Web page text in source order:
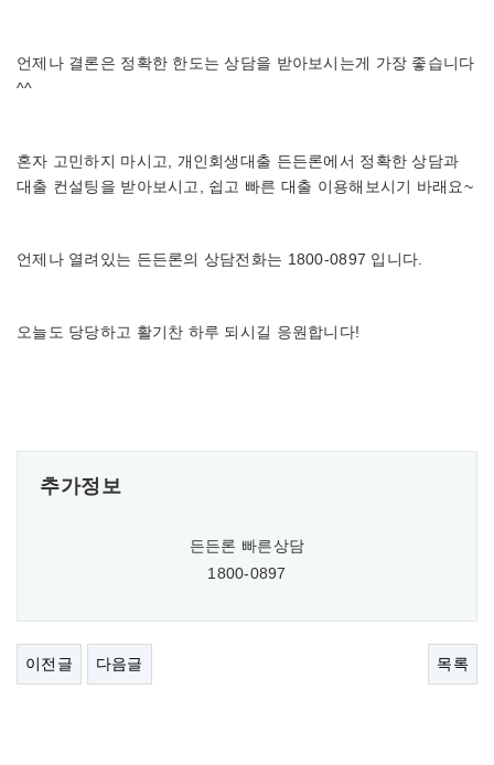
언제나 결론은 정확한 한도는 상담을 받아보시는게 가장 좋습니다
^^
혼자 고민하지 마시고, 개인회생대출 든든론에서 정확한 상담과
대출 컨설팅을 받아보시고, 쉽고 빠른 대출 이용해보시기 바래요~
언제나 열려있는 든든론의 상담전화는 1800-0897 입니다.
오늘도 당당하고 활기찬 하루 되시길 응원합니다!
추가정보
든든론 빠른상담
1800-0897
이전글 다음글 목록